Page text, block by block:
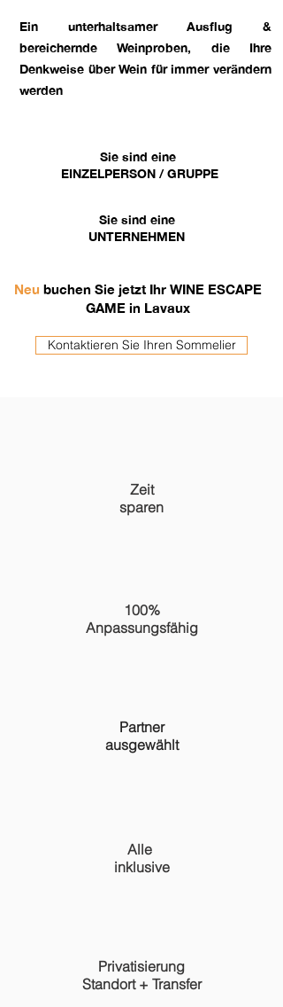
Ein unterhaltsamer Ausflug &
bereichernde Weinproben, die Ihre
Denkweise über Wein für immer verändern
werden
Sie sind eine
EINZELPERSON / GRUPPE
Sie sind eine
UNTERNEHMEN
Neu buchen Sie jetzt Ihr WINE ESCAPE
GAME in Lavaux
Kontaktieren Sie Ihren Sommelier
Zeit
sparen
100%
Anpassungsfähig
Partner
ausgewählt
Alle
inklusive
Privatisierung
Standort + Transfer